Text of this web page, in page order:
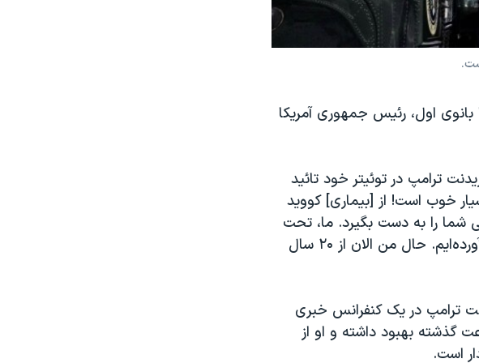
اول، رئیس جمهوری آمریکا
ترامپ در توئیتر خود تائید
خوب است! از [بیماری]‌ کووید
شما را به دست بگیرد. ما، تحت
نظر دولت ترامپ، داروها و دانش بسیار خوبی را به دست آورده‌ایم. حال من الان از ۲۰ سال
ترامپ در یک کنفرانس خبری
جسمی رئیس جمهوری آمریکا در ۲۴ ساعت گذشته بهبود داشته و او از
است.